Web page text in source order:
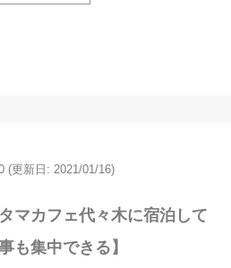
(更新日: 2021/01/16)
マカフェ代々木に宿泊して
も集中できる】